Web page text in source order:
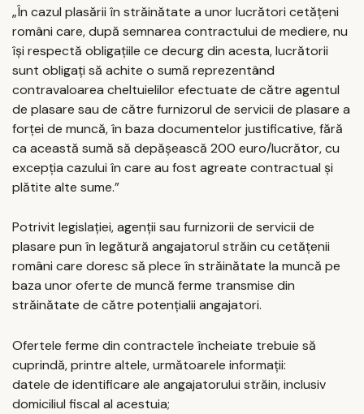
„În cazul plasării în străinătate a unor lucrători cetățeni
români care, după semnarea contractului de mediere, nu
își respectă obligațiile ce decurg din acesta, lucrătorii
sunt obligați să achite o sumă reprezentând
contravaloarea cheltuielilor efectuate de către agentul
de plasare sau de către furnizorul de servicii de plasare a
forței de muncă, în baza documentelor justificative, fără
ca această sumă să depășească 200 euro/lucrător, cu
excepția cazului în care au fost agreate contractual și
plătite alte sume.”
Potrivit legislației, agenții sau furnizorii de servicii de
plasare pun în legătură angajatorul străin cu cetățenii
români care doresc să plece în străinătate la muncă pe
baza unor oferte de muncă ferme transmise din
străinătate de către potențialii angajatori.
Ofertele ferme din contractele încheiate trebuie să
cuprindă, printre altele, următoarele informații:
datele de identificare ale angajatorului străin, inclusiv
domiciliul fiscal al acestuia;